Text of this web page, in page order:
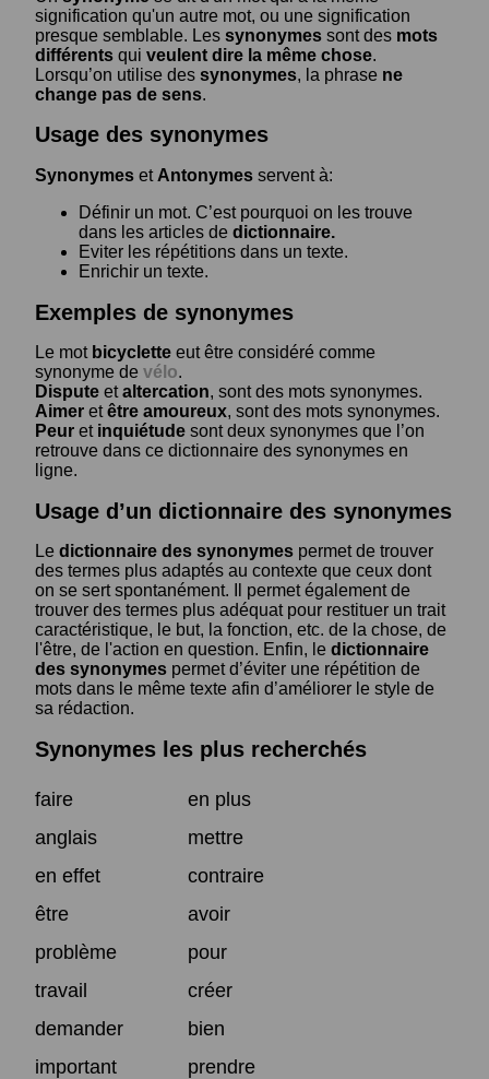
signification qu'un autre mot, ou une signification
presque semblable. Les synonymes sont des mots
différents qui veulent dire la même chose.
Lorsqu’on utilise des synonymes, la phrase ne
change pas de sens.
Usage des synonymes
Synonymes et Antonymes servent à:
Définir un mot. C’est pourquoi on les trouve
dans les articles de dictionnaire.
Eviter les répétitions dans un texte.
Enrichir un texte.
Exemples de synonymes
Le mot bicyclette eut être considéré comme
synonyme de vélo.
Dispute etaltercation, sont des mots synonymes.
Aimer etêtre amoureux, sont des mots synonymes.
Peur et inquiétude sont deux synonymes que l’on
retrouve dans ce dictionnaire des synonymes en
ligne.
Usage d’un dictionnaire des synonymes
Le dictionnaire des synonymes permet de trouver
des termes plus adaptés au contexte que ceux dont
on se sert spontanément. Il permet également de
trouver des termes plus adéquat pour restituer un trait
caractéristique, le but, la fonction, etc. de la chose, de
l'être, de l'action en question. Enfin, le dictionnaire
des synonymes permet d’éviter une répétition de
mots dans le même texte afin d’améliorer le style de
sa rédaction.
Synonymes les plus recherchés
faire
en plus
anglais
mettre
en effet
contraire
être
avoir
problème
pour
travail
créer
demander
bien
important
prendre